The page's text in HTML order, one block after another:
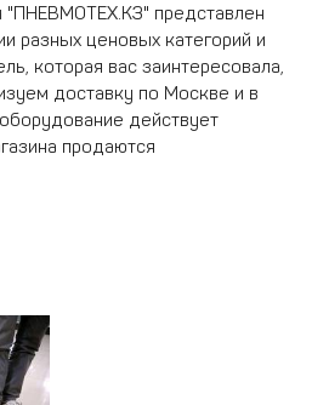
"ПНЕВМОТЕХ.КЗ" представлен
разных ценовых категорий и
которая вас заинтересовала,
доставку по Москве и в
действует
продаются